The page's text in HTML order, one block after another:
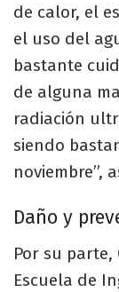
de calor, el
el uso del
bastante
de alguna
radiación
siendo
noviembre”,
Daño y
Por su parte,
Escuela de